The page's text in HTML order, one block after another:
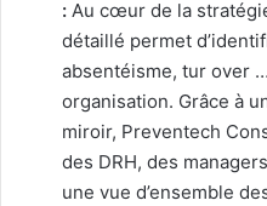
: Au cœur de la
détaillé permet
absentéisme, tur over
organisation. Grâce à
miroir, Preventech
des DRH, des
une vue d’ensemble